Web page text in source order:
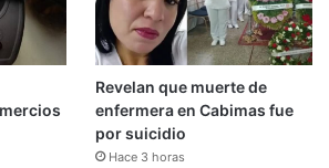
Revelan que muerte de
enfermera en Cabimas fue
por suicidio
Hace 3 horas